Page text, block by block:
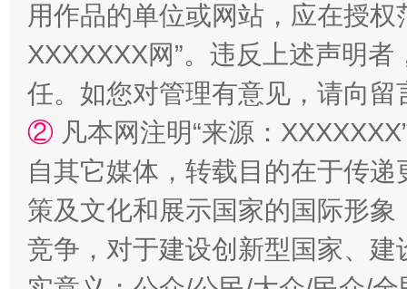
国家大学科技园优化重塑工作
用作品的单位或网站，应在授
XXXXXXX网”。违反上述声明
任。如您对管理有意见，请向
② 凡本网注明“来源：
自其它媒体，转载目的在于传
策及文化和展示国家的国际形
竞争，对于建设创新型国家、